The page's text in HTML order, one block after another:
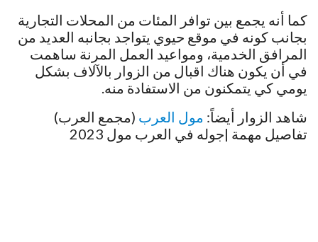
كما أنه يجمع بين توافر المئات من المحلات التجارية
بجانب كونه في موقع حيوي يتواجد بجانبه العديد من
المرافق الخدمية، ومواعيد العمل المرنة ساهمت
في أن يكون هناك اقبال من الزوار بالآلاف بشكل
يومي كي يتمكنون من الاستفادة منه.
شاهد الزوار أيضاً: مول العرب (مجمع العرب)
تفاصيل مهمة |جوله في العرب مول 2023